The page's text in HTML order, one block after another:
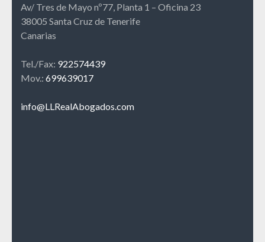
Av/ Tres de Mayo nº77, Planta 1 – Oficina 23
38005 Santa Cruz de Tenerife
Canarias
Tel./Fax: 922574439
Mov.: 699639017
info@LLRealAbogados.com